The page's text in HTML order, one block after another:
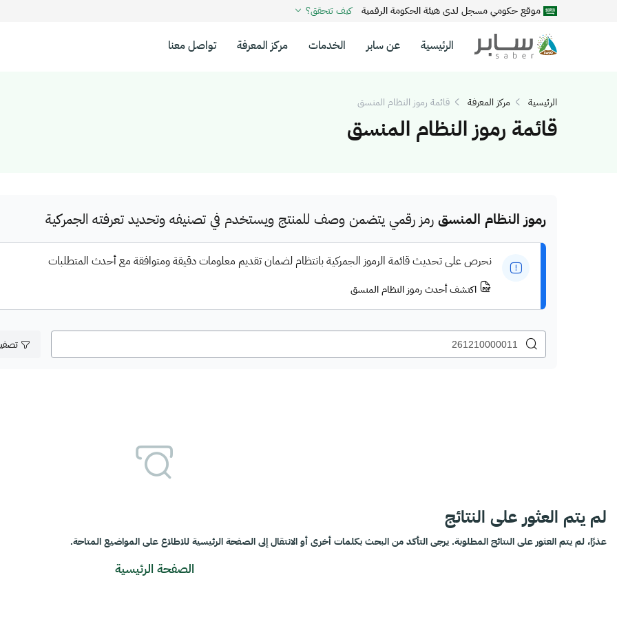
موقع حكومي مسجل لدى هيئة الحكومة الرقمية كيف تتحقق؟
الرئيسية عن سابر الخدمات مركز المعرفة تواصل معنا
الرئيسية مركز المعرفة قائمة رموز النظام المنسق
قائمة رموز النظام المنسق
رموز النظام المنسق رمز رقمي يتضمن وصف للمنتج ويستخدم في تصنيفه وتحديد تعرفته الجمركية
نحرص على تحديث قائمة الرموز الجمركية بانتظام لضمان تقديم معلومات دقيقة ومتوافقة مع أحدث المتطلبات
اكتشف أحدث رموز النظام المنسق
لم يتم العثور على النتائج
عذرًا، لم يتم العثور على النتائج المطلوبة. يرجى التأكد من البحث بكلمات أخرى أو الانتقال إلى الصفحة الرئيسية للاطلاع على المواضيع المتاحة.
الصفحة الرئيسية